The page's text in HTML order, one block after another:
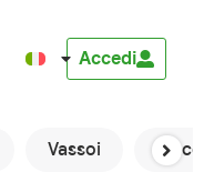
Accedi
Vassoi